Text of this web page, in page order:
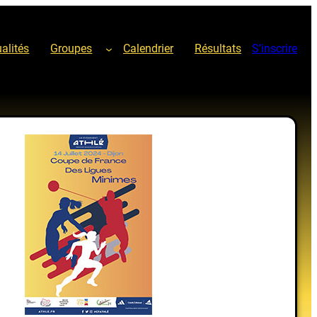
Groupes Calendrier Résultats S’inscrire